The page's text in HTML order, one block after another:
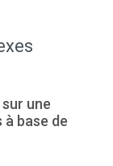
une
base de